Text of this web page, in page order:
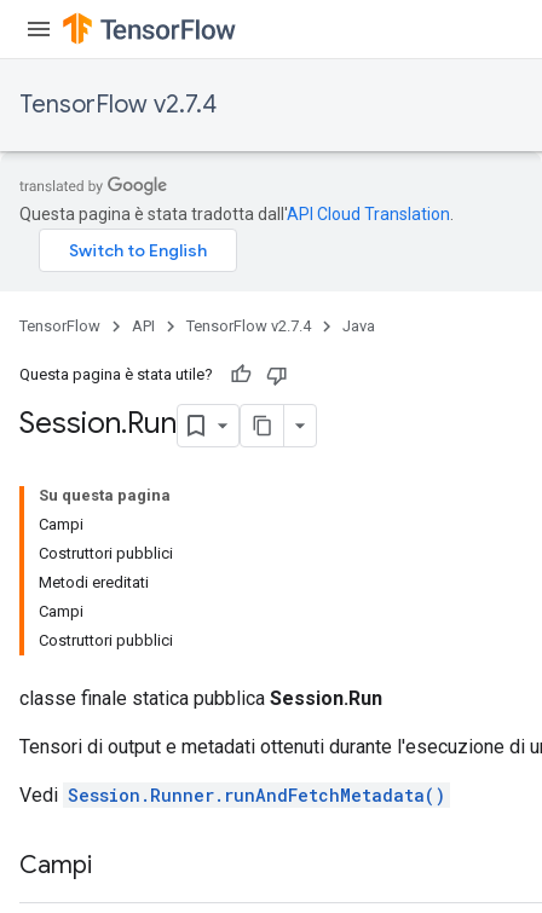
TensorFlow v2.7.4
Questa pagina è stata tradotta dall'API Cloud Translation
TensorFlow API TensorFlow v2.7.4 Java
Questa pagina è stata utile?
Session.Run
Su questa pagina
Campi
Costruttori pubblici
Metodi ereditati
Campi
Costruttori pubblici
classe finale statica pubblica Session.Run
Tensori di output e metadati ottenuti durante l'esecuzione di
Vedi Session.Runner.runAndFetchMetadata()
Campi